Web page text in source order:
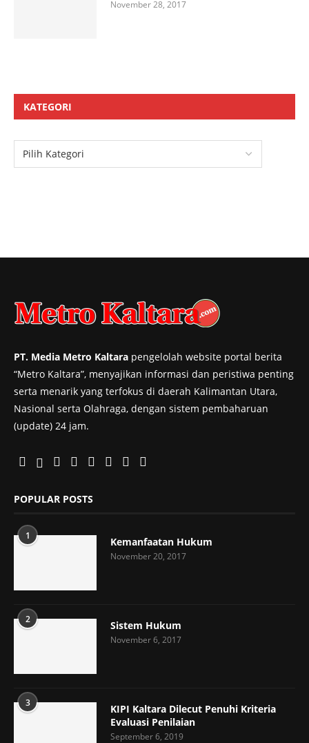
November 28, 2017
KATEGORI
PT. Media Metro Kaltara pengelolah website portal berita
“Metro Kaltara”, menyajikan informasi dan peristiwa penting
serta menarik yang terfokus di daerah Kalimantan Utara,
Nasional serta Olahraga, dengan sistem pembaharuan
(update) 24 jam.
POPULAR POSTS
1 Kemanfaatan Hukum
November 20, 2017
2 Sistem Hukum
November 6, 2017
3
KIPI Kaltara Dilecut Penuhi Kriteria
Evaluasi Penilaian
September 6, 2019